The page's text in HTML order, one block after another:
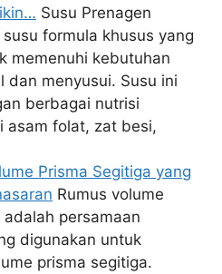
Susu Prenagen
formula khusus yang
memenuhi kebutuhan
dan menyusui. Susu ini
berbagai nutrisi
asam folat, zat besi,
Prisma Segitiga yang
Rumus volume
persamaan
digunakan untuk
prisma segitiga.